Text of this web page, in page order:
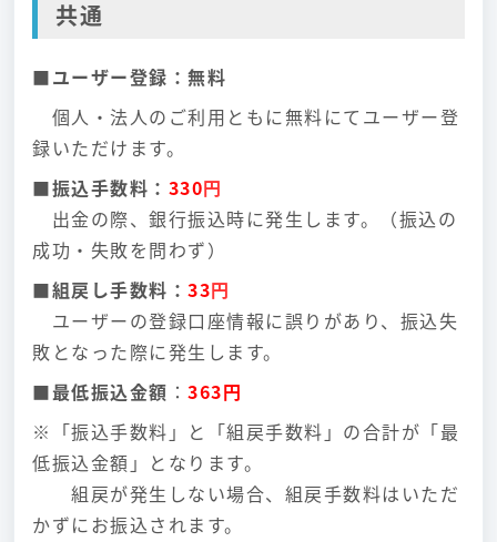
共通
■ユーザー登録： 無料
個人・法人のご利用ともに無料にてユーザー登
録いただけます。
■振込手数料： 330円
出金の際、銀行振込時に発生します。（振込の
成功・失敗を問わず）
■組戻し手数料： 33円
ユーザーの登録口座情報に誤りがあり、振込失
敗となった際に発生します。
■最低振込金額 ： 363円
※「振込手数料」と「組戻手数料」の合計が「最
低振込金額」となります。
組戻が発生しない場合、組戻手数料はいただ
かずにお振込されます。